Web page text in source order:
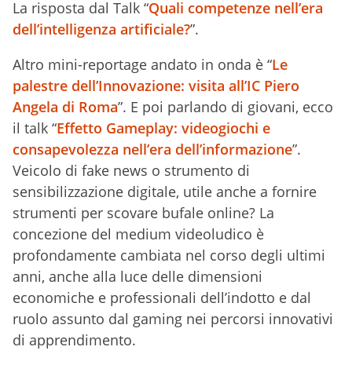
La risposta dal Talk “Quali competenze nell’era
dell’intelligenza artificiale?”.
Altro mini-reportage andato in onda è “Le
palestre dell’Innovazione: visita all’IC Piero
Angela di Roma”. E poi parlando di giovani, ecco
il talk “Effetto Gameplay: videogiochi e
consapevolezza nell’era dell’informazione”.
Veicolo di fake news o strumento di
sensibilizzazione digitale, utile anche a fornire
strumenti per scovare bufale online? La
concezione del medium videoludico è
profondamente cambiata nel corso degli ultimi
anni, anche alla luce delle dimensioni
economiche e professionali dell’indotto e dal
ruolo assunto dal gaming nei percorsi innovativi
di apprendimento.